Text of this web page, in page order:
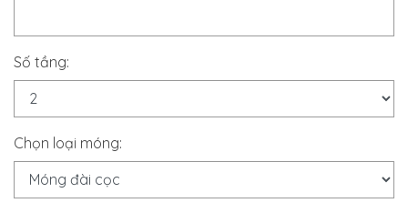
Số tầng:
Chọn loại móng: